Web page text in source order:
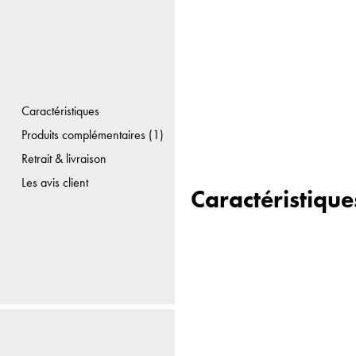
Caractéristiques
Produits complémentaires (1)
Retrait & livraison
Les avis client